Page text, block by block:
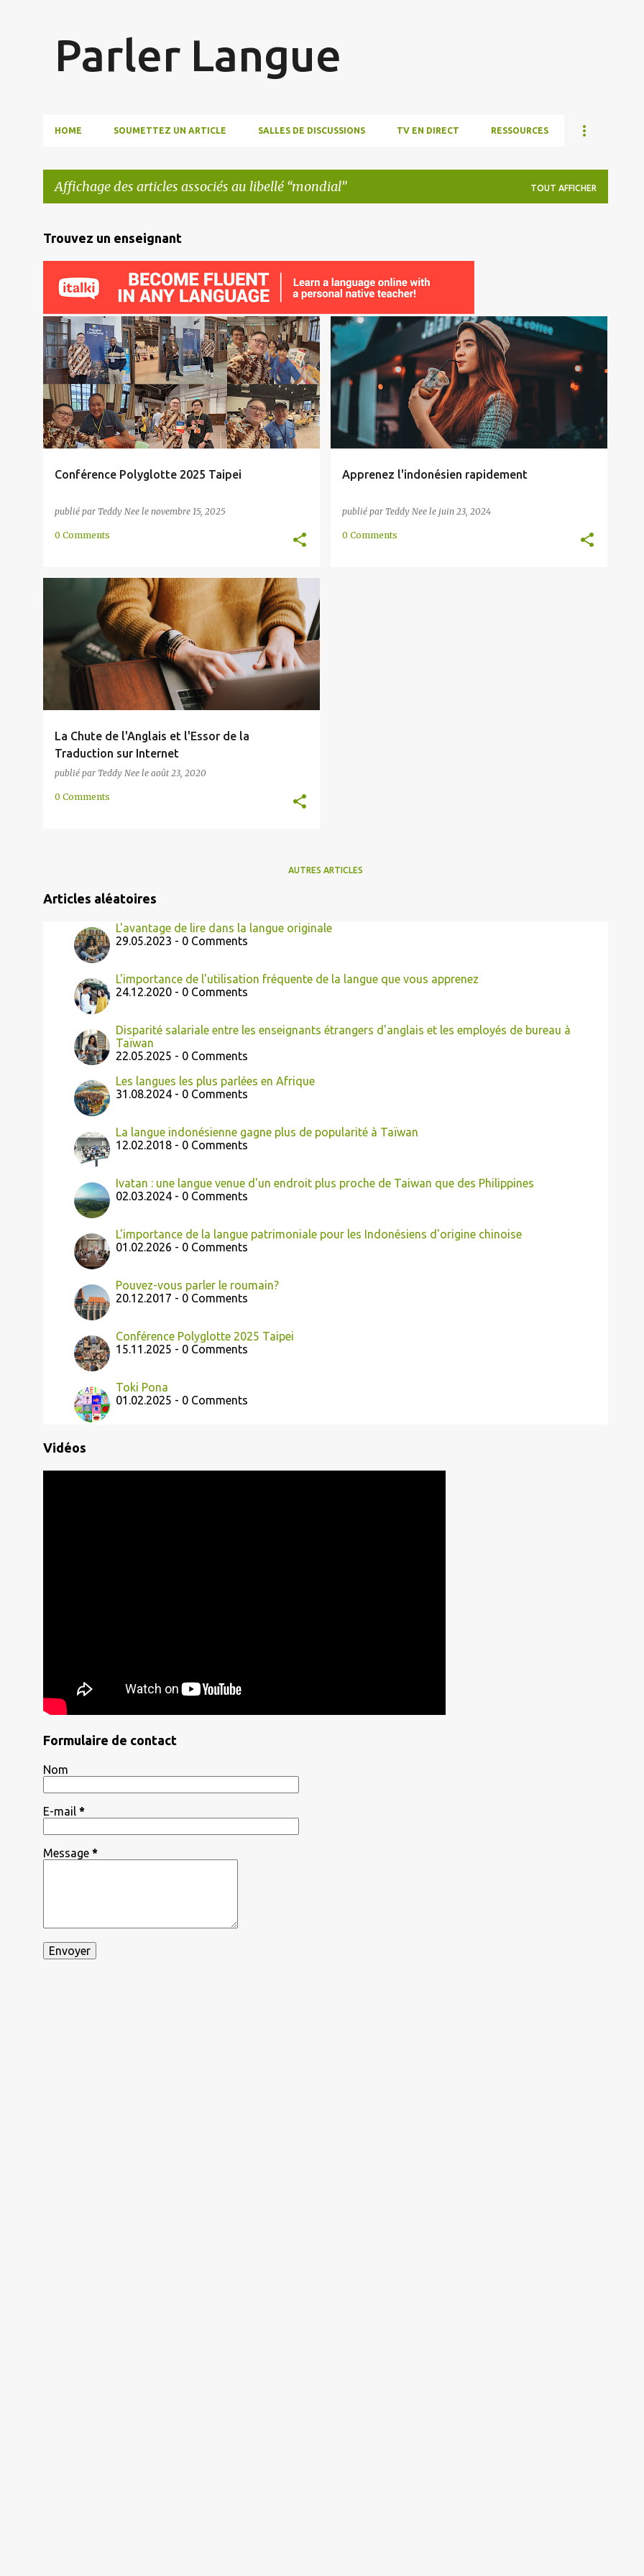
Parler Langue
HOME SOUMETTEZ UN ARTICLE SALLES DE DISCUSSIONS TV EN DIRECT RESSOURCES
Affichage des articles associés au libellé mondial TOUT AFFICHER
A
r
c
l
e
s
Trouvez un enseignant
Conférence Polyglotte 2025 Taipei
publié par Teddy Nee le novembre 15, 2025
ASIE CONFÉRENCE ÉVÉNEMENT INTERNATIONAL
MONDIAL POLYGLOTTE +
TAIPEI
0 Comments
Apprenez l'indonésien rapidement
publié par Teddy Nee le juin 23, 2024
AUSTRONÉSIENNE BRUNEI INDONÉSIE
0 Comments
La Chute de l'Anglais et l'Essor de la
Traduction sur Internet
publié par Teddy Nee le août 23, 2020
ÉCONOMIE ENTREPRISE INTERNATIONAL
LOCALISATION MÉTHODE +
TRADUCTION
0 Comments
AUTRES ARTICLES
Articles aléatoires
L'avantage de lire dans la langue originale
29.05.2023 - 0 Comments
L'importance de l'utilisation fréquente de la langue que vous apprenez
24.12.2020 - 0 Comments
Disparité salariale entre les enseignants étrangers d'anglais et les employés de bureau à
Taïwan
22.05.2025 - 0 Comments
Les langues les plus parlées en Afrique
31.08.2024 - 0 Comments
La langue indonésienne gagne plus de popularité à Taïwan
12.02.2018 - 0 Comments
Ivatan : une langue venue d'un endroit plus proche de Taiwan que des Philippines
02.03.2024 - 0 Comments
L'importance de la langue patrimoniale pour les Indonésiens d'origine chinoise
01.02.2026 - 0 Comments
Pouvez-vous parler le roumain?
20.12.2017 - 0 Comments
Conférence Polyglotte 2025 Taipei
15.11.2025 - 0 Comments
Toki Pona
01.02.2025 - 0 Comments
Vidéos
Formulaire de contact
Nom
E-mail *
Message *